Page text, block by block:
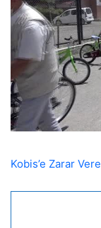
Kobis’e Zarar